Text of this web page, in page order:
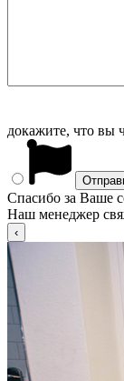
докажите, что вы
Спасибо за Ваше
Наш менеджер